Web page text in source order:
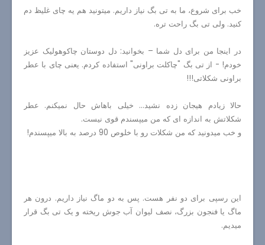
خب برای شروع، ما به تی بگ نیاز داریم. میتونید هم یه چای غلیظ دم
کنید. ولی تی بگ راحت تره.
در اینجا من برای دل شما – بخوانید: دل دوستان چاکوهولیک عزیز
خودم! - از تی بگ "چاکلت براونی" استفاده کردم. یعنی چای با عطر
براونی شکلاتی!!!
حالا زیادم هیجان زده نشید... خیلی باهاش حال نمیکنم. عطر
شکلاتش به اندازه ای که من میپسندم قوی نیست.
و خب میدونید که من شکلات رو با خلوص 90 درصد به بالا میپسندم!
این رسپی برای دو نفر هست. پس به دو ماگ نیاز داریم. درون هر
ماگ یا فنجون بزرگ، نصف لیوان آب جوش ریخته و یک تی بگ قرار
میدیم.